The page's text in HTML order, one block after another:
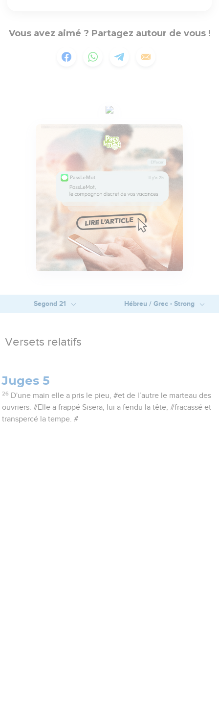
Vous avez aimé ? Partagez autour de vous !
Segond 21 Hébreu / Grec - Strong
Versets relatifs
Juges 5
26 D'une main elle a pris le pieu, #et de l’autre le marteau des
ouvriers. #Elle a frappé Sisera, lui a fendu la tête, #fracassé et
transpercé la tempe. #